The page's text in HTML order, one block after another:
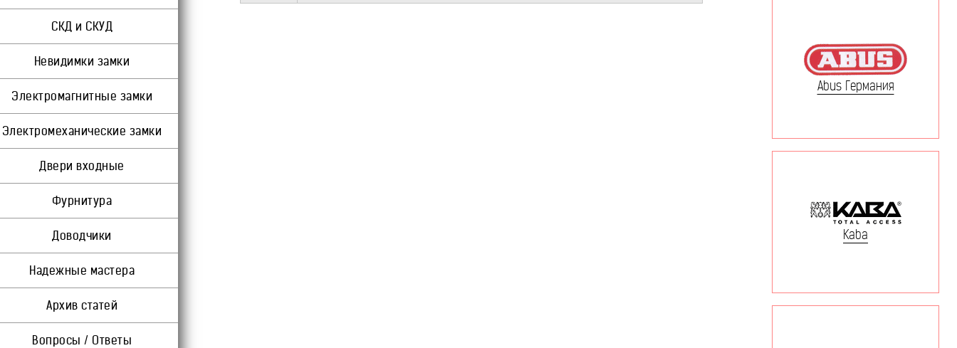
СКД и СКУД
Невидимки замки
Электромагнитные замки
Электромеханические замки
Двери входные
Фурнитура
Доводчики
Надежные мастера
Архив статей
Вопросы / Ответы
Abus Германия
Kaba